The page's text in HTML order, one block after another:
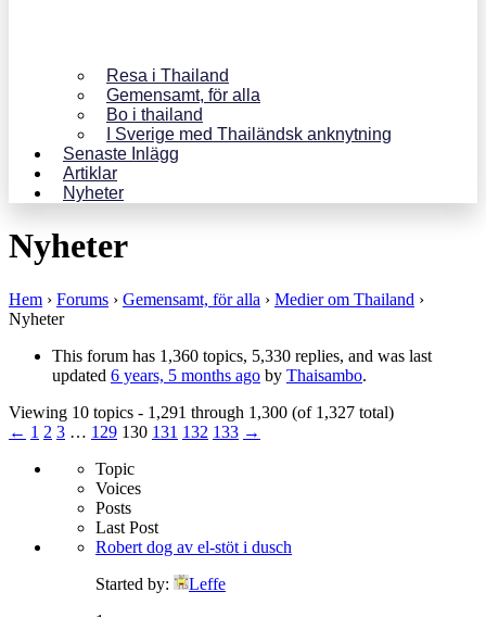
Resa i Thailand
Gemensamt, för alla
Bo i thailand
I Sverige med Thailändsk anknytning
Senaste Inlägg
Artiklar
Nyheter
Nyheter
Hem › Forums › Gemensamt, för alla › Medier om Thailand ›
Nyheter
This forum has 1,360 topics, 5,330 replies, and was last
updated 6 years, 5 months ago by Thaisambo.
Viewing 10 topics - 1,291 through 1,300 (of 1,327 total)
← 1 2 3 … 129 130 131 132 133 →
Topic
Voices
Posts
Last Post
Robert dog av el-stöt i dusch
Started by:
Leffe